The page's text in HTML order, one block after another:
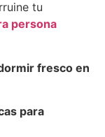
tu
persona
fresco en
para